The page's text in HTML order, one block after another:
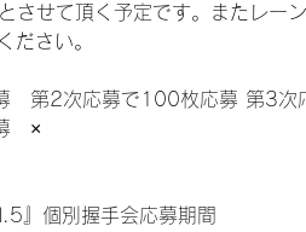
させて頂く予定です。またレー
ださい。
　第2次応募で100枚応募 第3次
　×
』個別握手会応募期間